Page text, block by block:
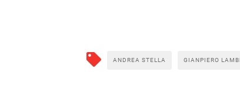
ANDREA STELLA GIANPIERO